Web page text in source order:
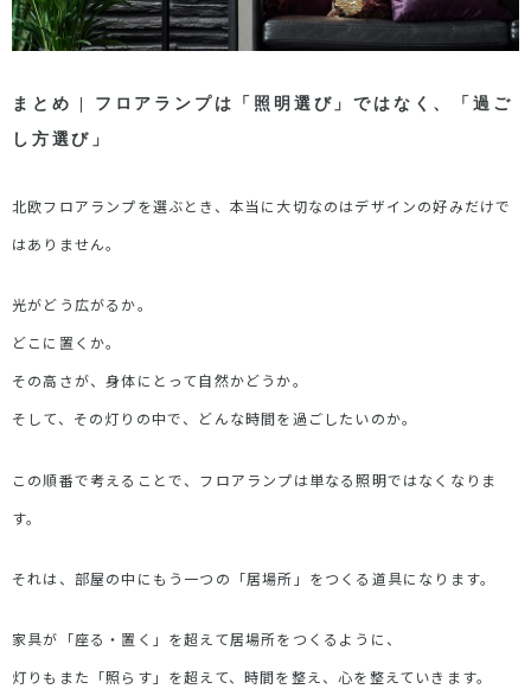
まとめ | フロアランプは「照明選び」ではなく、「過ご
し方選び」
北欧フロアランプを選ぶとき、本当に大切なのはデザインの好みだけで
はありません。
光がどう広がるか。
どこに置くか。
その高さが、身体にとって自然かどうか。
そして、その灯りの中で、どんな時間を過ごしたいのか。
この順番で考えることで、フロアランプは単なる照明ではなくなりま
す。
それは、部屋の中にもう一つの「居場所」をつくる道具になります。
家具が「座る・置く」を超えて居場所をつくるように、
灯りもまた「照らす」を超えて、時間を整え、心を整えていきます。